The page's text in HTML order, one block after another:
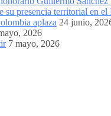
presencia territorial en
aplaza 24 junio,
2026
7 mayo, 2026